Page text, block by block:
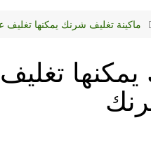
ماكينة تغليف شرنك يمكنها
يمكنها